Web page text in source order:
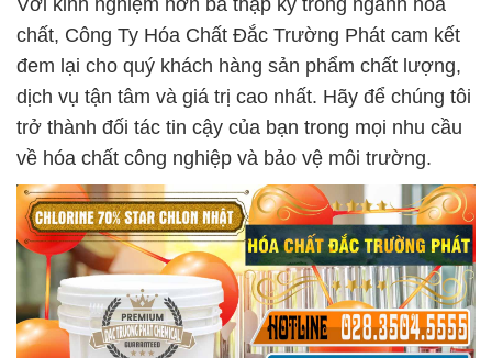
Với kinh nghiệm hơn ba thập kỷ trong ngành hóa
chất, Công Ty Hóa Chất Đắc Trường Phát cam kết
đem lại cho quý khách hàng sản phẩm chất lượng,
dịch vụ tận tâm và giá trị cao nhất. Hãy để chúng tôi
trở thành đối tác tin cậy của bạn trong mọi nhu cầu
về hóa chất công nghiệp và bảo vệ môi trường.